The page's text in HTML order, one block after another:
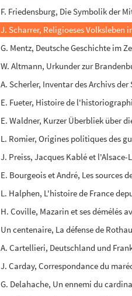
F. Friedensburg, Die Symbolik der
J. Scharrer, Religioeses Volksleben
G. Mentz, Deutsche Geschichte im
W. Altmann, Urkunder zur
A. Scherler, Inventar des Archivs
E. Fueter, Histoire de
E. Waldner, Kurzer Überbliek über
L. Romier, Origines politiques des
J. Preiss, Jacques Kablé et l'Alsace-
E. Bourgeois et André, Les sources
L. Halphen, L'histoire de France
H. Coville, Mazarin et ses démélés
Un centenaire, La défense de
A. Cartellieri, Deutschland und
J. Carday, Correspondance du
G. Delahache, Un ennemi du